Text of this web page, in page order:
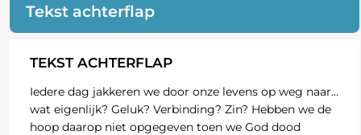
Tekst achterflap
TEKST ACHTERFLAP
Iedere dag jakkeren we door onze levens op weg naar…
wat eigenlijk? Geluk? Verbinding? Zin? Hebben we de
hoop daarop niet opgegeven toen we God dood